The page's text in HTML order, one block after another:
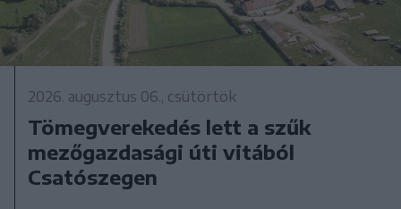
2026. augusztus 06., csütörtök
Tömegverekedés lett a szűk
mezőgazdasági úti vitából
Csatószegen